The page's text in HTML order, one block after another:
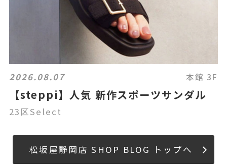
2026.08.07 本館 3F
【steppi】人気 新作スポーツサンダル
23区Select
松坂屋静岡店 SHOP BLOG トップへ